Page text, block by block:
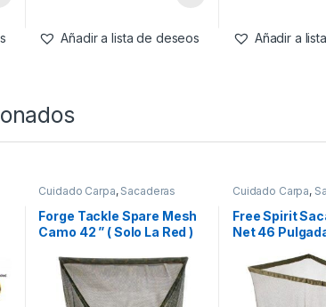
Añadir a lista de deseos Añadir a
Cuidado Carpa, Sacaderas
Forge Tackle Spare Mesh
Camo 42 ” ( Solo La Red )
Cuidado Carpa,
Free Spirit
Net 46